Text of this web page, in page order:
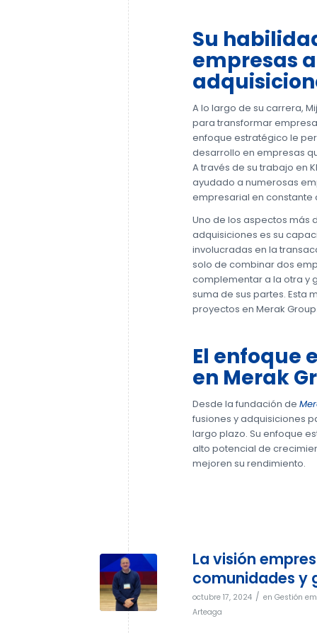
Su
empresas
A lo largo de su carrera,
para transformar
enfoque estratégico le
desarrollo en empresas
A través de su trabajo en
ayudado a numerosas
empresarial en constante
Uno de los aspectos más
adquisiciones es su
involucradas en la
solo de combinar dos
complementar a la otra y
suma de sus partes. Esta
proyectos en Merak
El enfoque
en Merak
Desde la fundación de
fusiones y adquisiciones
largo plazo. Su enfoque
alto potencial de
mejoren su rendimiento.
La visión
comunidades y
octubre 17, 2024 / en Gestión
Arteaga